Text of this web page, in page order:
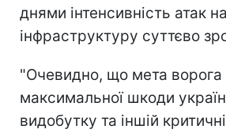
днями інтенсивність атак
інфраструктуру суттєво
"Очевидно, що мета ворога
максимальної шкоди
видобутку та іншій